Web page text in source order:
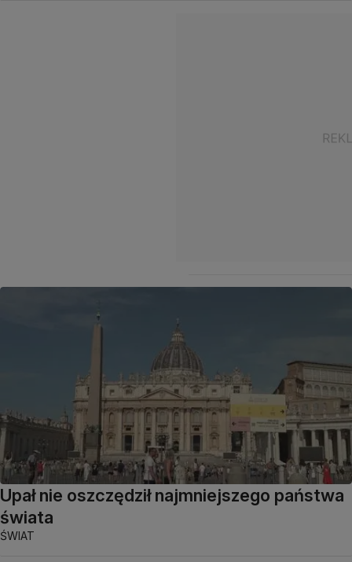
Upał nie oszczędził najmniejszego państwa
świata
ŚWIAT